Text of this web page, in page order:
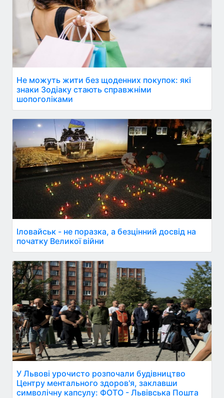
Не можуть жити без щоденних покупок: які
знаки Зодіаку стають справжніми
шопоголіками
Іловайськ - не поразка, а безцінний досвід на
початку Великої війни
У Львові урочисто розпочали будівництво
Центру ментального здоров'я, заклавши
символічну капсулу: ФОТО - Львівська Пошта